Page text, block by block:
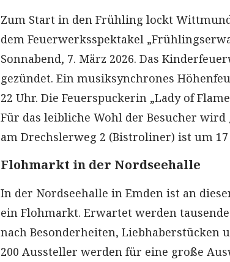
Zum Start in den Frühling lockt
dem Feuerwerksspektakel
Sonnabend, 7. März 2026. Das
gezündet. Ein musiksynchrones
22 Uhr. Die Feuerspuckerin „Lady of
Für das leibliche Wohl der Besucher wird
am Drechslerweg 2 (Bistroliner) ist um
Flohmarkt in der Nordseehalle
In der Nordseehalle in Emden ist an
ein Flohmarkt. Erwartet werden
nach Besonderheiten, Liebhaberstücken
200 Aussteller werden für eine große